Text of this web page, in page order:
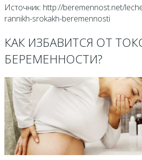
Источник: http://beremennost.net/
rannikh-srokakh-beremennosti
КАК ИЗБАВИТСЯ ОТ
БЕРЕМЕННОСТИ?